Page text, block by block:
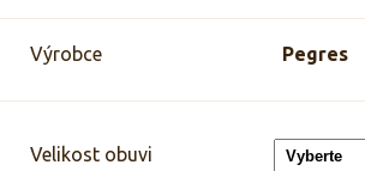
Výrobce Pegres
Velikost obuvi